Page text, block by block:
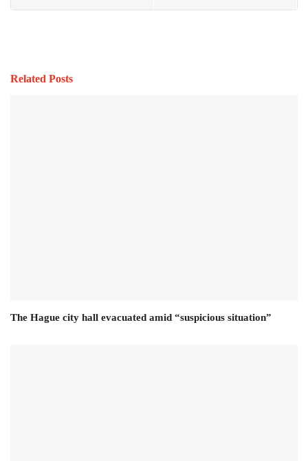
Related Posts
The Hague city hall evacuated amid “suspicious situation”